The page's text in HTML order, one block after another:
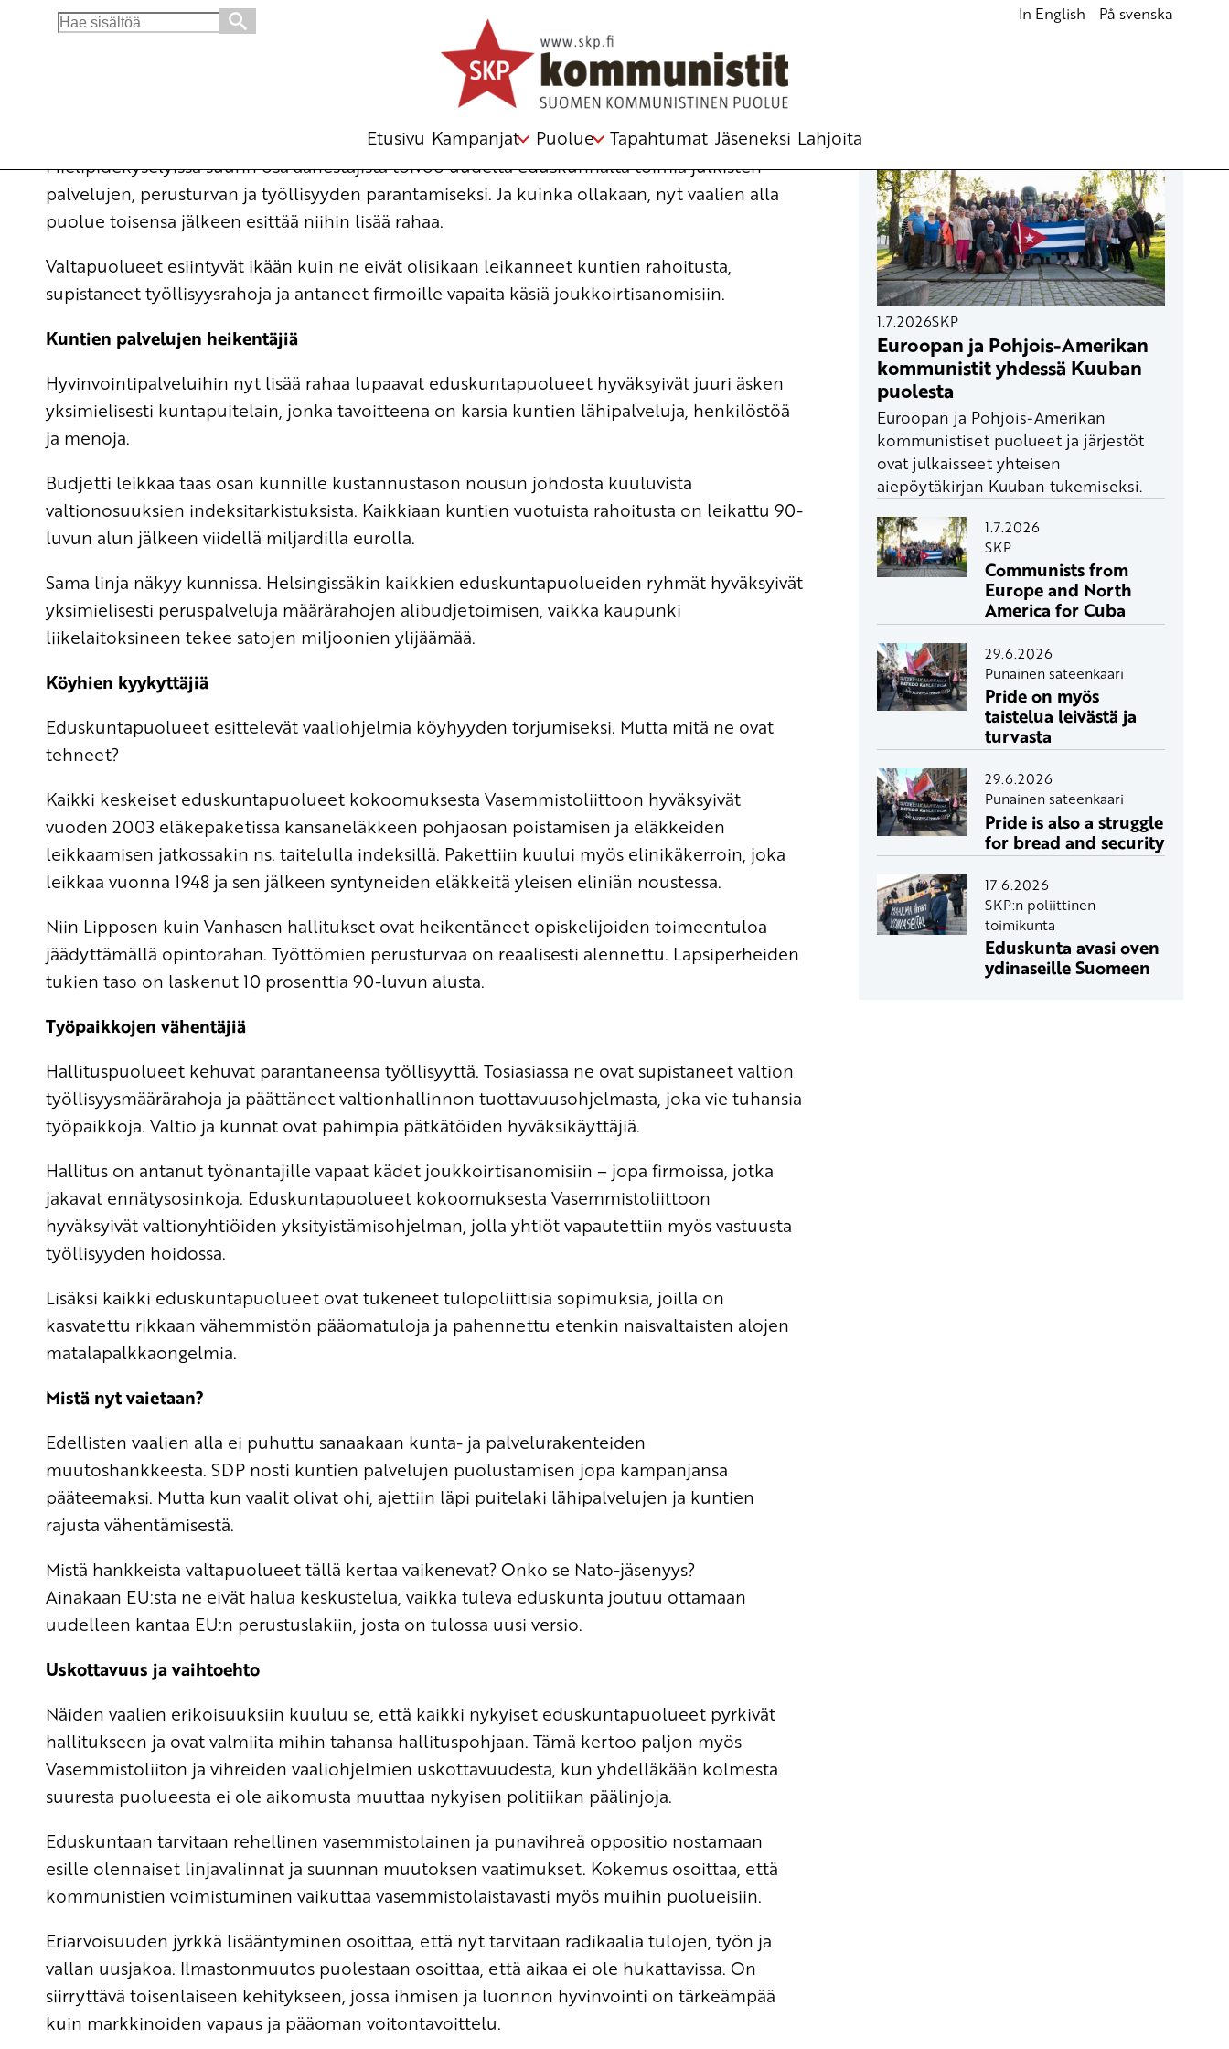
Search
In English På svenska
Etusivu Kampanjat Puolue Tapahtumat Jäseneksi Lahjoita
Mielipidekyselyissä suurin osa äänestäjistä toivoo uudelta eduskunnalta toimia julkisten
palvelujen, perusturvan ja työllisyyden parantamiseksi. Ja kuinka ollakaan, nyt vaalien alla
puolue toisensa jälkeen esittää niihin lisää rahaa.
Valtapuolueet esiintyvät ikään kuin ne eivät olisikaan leikanneet kuntien rahoitusta,
supistaneet työllisyysrahoja ja antaneet firmoille vapaita käsiä joukkoirtisanomisiin.
Kuntien palvelujen heikentäjiä
Hyvinvointipalveluihin nyt lisää rahaa lupaavat eduskuntapuolueet hyväksyivät juuri äsken
yksimielisesti kuntapuitelain, jonka tavoitteena on karsia kuntien lähipalveluja, henkilöstöä
ja menoja.
Budjetti leikkaa taas osan kunnille kustannustason nousun johdosta kuuluvista
valtionosuuksien indeksitarkistuksista. Kaikkiaan kuntien vuotuista rahoitusta on leikattu 90-
luvun alun jälkeen viidellä miljardilla eurolla.
Sama linja näkyy kunnissa. Helsingissäkin kaikkien eduskuntapuolueiden ryhmät hyväksyivät
yksimielisesti peruspalveluja määrärahojen alibudjetoimisen, vaikka kaupunki
liikelaitoksineen tekee satojen miljoonien ylijäämää.
Köyhien kyykyttäjiä
Eduskuntapuolueet esittelevät vaaliohjelmia köyhyyden torjumiseksi. Mutta mitä ne ovat
tehneet?
Kaikki keskeiset eduskuntapuolueet kokoomuksesta Vasemmistoliittoon hyväksyivät
vuoden 2003 eläkepaketissa kansaneläkkeen pohjaosan poistamisen ja eläkkeiden
leikkaamisen jatkossakin ns. taitelulla indeksillä. Pakettiin kuului myös elinikäkerroin, joka
leikkaa vuonna 1948 ja sen jälkeen syntyneiden eläkkeitä yleisen eliniän noustessa.
Niin Lipposen kuin Vanhasen hallitukset ovat heikentäneet opiskelijoiden toimeentuloa
jäädyttämällä opintorahan. Työttömien perusturvaa on reaalisesti alennettu. Lapsiperheiden
tukien taso on laskenut 10 prosenttia 90-luvun alusta.
Työpaikkojen vähentäjiä
Hallituspuolueet kehuvat parantaneensa työllisyyttä. Tosiasiassa ne ovat supistaneet valtion
työllisyysmäärärahoja ja päättäneet valtionhallinnon tuottavuusohjelmasta, joka vie tuhansia
työpaikkoja. Valtio ja kunnat ovat pahimpia pätkätöiden hyväksikäyttäjiä.
Hallitus on antanut työnantajille vapaat kädet joukkoirtisanomisiin – jopa firmoissa, jotka
jakavat ennätysosinkoja. Eduskuntapuolueet kokoomuksesta Vasemmistoliittoon
hyväksyivät valtionyhtiöiden yksityistämisohjelman, jolla yhtiöt vapautettiin myös vastuusta
työllisyyden hoidossa.
Lisäksi kaikki eduskuntapuolueet ovat tukeneet tulopoliittisia sopimuksia, joilla on
kasvatettu rikkaan vähemmistön pääomatuloja ja pahennettu etenkin naisvaltaisten alojen
matalapalkkaongelmia.
Mistä nyt vaietaan?
Edellisten vaalien alla ei puhuttu sanaakaan kunta- ja palvelurakenteiden
muutoshankkeesta. SDP nosti kuntien palvelujen puolustamisen jopa kampanjansa
pääteemaksi. Mutta kun vaalit olivat ohi, ajettiin läpi puitelaki lähipalvelujen ja kuntien
rajusta vähentämisestä.
Mistä hankkeista valtapuolueet tällä kertaa vaikenevat? Onko se Nato-jäsenyys?
Ainakaan EU:sta ne eivät halua keskustelua, vaikka tuleva eduskunta joutuu ottamaan
uudelleen kantaa EU:n perustuslakiin, josta on tulossa uusi versio.
Uskottavuus ja vaihtoehto
Näiden vaalien erikoisuuksiin kuuluu se, että kaikki nykyiset eduskuntapuolueet pyrkivät
hallitukseen ja ovat valmiita mihin tahansa hallituspohjaan. Tämä kertoo paljon myös
Vasemmistoliiton ja vihreiden vaaliohjelmien uskottavuudesta, kun yhdelläkään kolmesta
suuresta puolueesta ei ole aikomusta muuttaa nykyisen politiikan päälinjoja.
Eduskuntaan tarvitaan rehellinen vasemmistolainen ja punavihreä oppositio nostamaan
esille olennaiset linjavalinnat ja suunnan muutoksen vaatimukset. Kokemus osoittaa, että
kommunistien voimistuminen vaikuttaa vasemmistolaistavasti myös muihin puolueisiin.
Eriarvoisuuden jyrkkä lisääntyminen osoittaa, että nyt tarvitaan radikaalia tulojen, työn ja
vallan uusjakoa. Ilmastonmuutos puolestaan osoittaa, että aikaa ei ole hukattavissa. On
siirryttävä toisenlaiseen kehitykseen, jossa ihmisen ja luonnon hyvinvointi on tärkeämpää
kuin markkinoiden vapaus ja pääoman voitontavoittelu.
1.7.2026SKP
Euroopan ja Pohjois-Amerikan
kommunistit yhdessä Kuuban
puolesta
Euroopan ja Pohjois-Amerikan
kommunistiset puolueet ja järjestöt
ovat julkaisseet yhteisen
aiepöytäkirjan Kuuban tukemiseksi.
1.7.2026
SKP
Communists from
Europe and North
America for Cuba
29.6.2026
Punainen sateenkaari
Pride on myös
taistelua leivästä ja
turvasta
29.6.2026
Punainen sateenkaari
Pride is also a struggle
for bread and security
17.6.2026
SKP:n poliittinen
toimikunta
Eduskunta avasi oven
ydinaseille Suomeen